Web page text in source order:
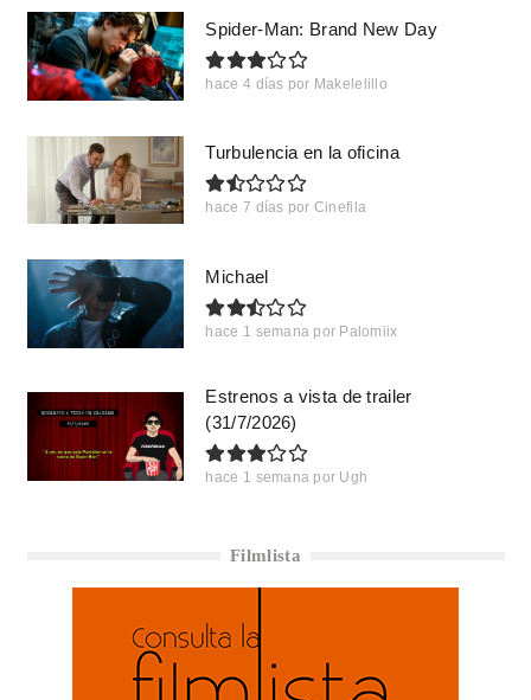
Spider-Man: Brand New Day
hace 4 días por Makelelillo
Turbulencia en la oficina
hace 7 días por Cinefila
Michael
hace 1 semana por Palomiix
Estrenos a vista de trailer
(31/7/2026)
hace 1 semana por Ugh
Filmlista